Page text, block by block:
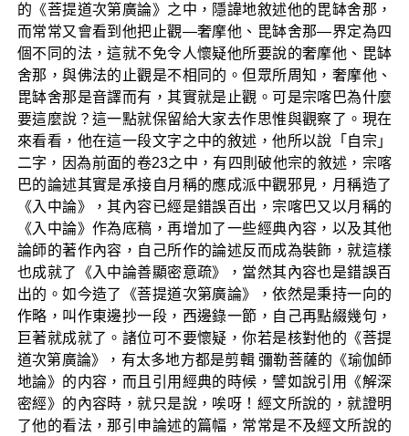
的《菩提道次第廣論》之中，隱諱地敘述他的毘缽舍那，
而常常又會看到他把止觀—奢摩他、毘缽舍那—界定為四
個不同的法，這就不免令人懷疑他所要說的奢摩他、毘缽
舍那，與佛法的止觀是不相同的。但眾所周知，奢摩他、
毘缽舍那是音譯而有，其實就是止觀。可是宗喀巴為什麼
要這麼說？這一點就保留給大家去作思惟與觀察了。現在
來看看，他在這一段文字之中的敘述，他所以說「自宗」
二字，因為前面的卷23之中，有四則破他宗的敘述，宗喀
巴的論述其實是承接自月稱的應成派中觀邪見，月稱造了
《入中論》，其內容已經是錯誤百出，宗喀巴又以月稱的
《入中論》作為底稿，再增加了一些經典內容，以及其他
論師的著作內容，自己所作的論述反而成為裝飾，就這樣
也成就了《入中論善顯密意疏》，當然其內容也是錯誤百
出的。如今造了《菩提道次第廣論》，依然是秉持一向的
作略，叫作東邊抄一段，西邊錄一節，自己再點綴幾句，
巨著就成就了。諸位可不要懷疑，你若是核對他的《菩提
道次第廣論》，有太多地方都是剪輯 彌勒菩薩的《瑜伽師
地論》的内容，而且引用經典的時候，譬如說引用《解深
密經》的內容時，就只是說，唉呀！經文所說的，就證明
了他的看法，那引申論述的篇幅，常常是不及經文所說的